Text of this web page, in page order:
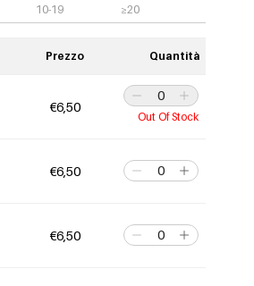
10-19 ≥20
Prezzo Quantità
€6,50
Out Of Stock
€6,50
€6,50